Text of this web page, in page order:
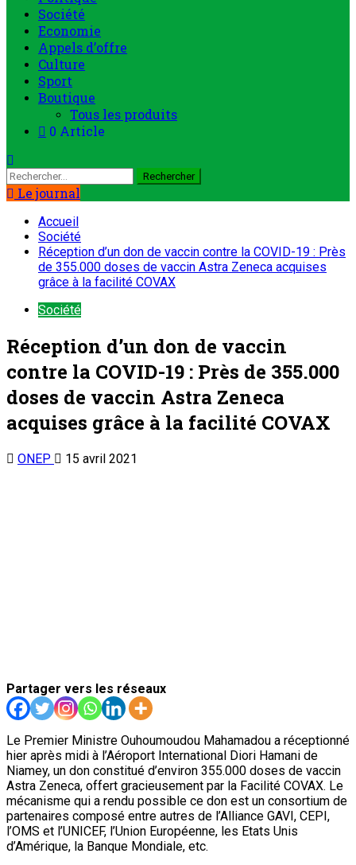
Société
Economie
Appels d’offre
Culture
Sport
Boutique
Tous les produits
0 Article
Le journal
Accueil
Société
Réception d’un don de vaccin contre la COVID-19 : Près
de 355.000 doses de vaccin Astra Zeneca acquises
grâce à la facilité COVAX
Société
Réception d’un don de vaccin
contre la COVID-19 : Près de 355.000
doses de vaccin Astra Zeneca
acquises grâce à la facilité COVAX
ONEP 15 avril 2021
Partager vers les réseaux
Le Premier Ministre Ouhoumoudou Mahamadou a réceptionné
hier après midi à l’Aéroport International Diori Hamani de
Niamey, un don constitué d’environ 355.000 doses de vaccin
Astra Zeneca, offert gracieusement par la Facilité COVAX. Le
mécanisme qui a rendu possible ce don est un consortium de
partenaires composé entre autres de l’Alliance GAVI, CEPI,
l’OMS et l’UNICEF, l’Union Européenne, les Etats Unis
d’Amérique, la Banque Mondiale, etc.